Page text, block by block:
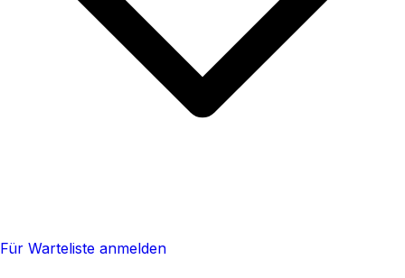
Für Warteliste anmelden